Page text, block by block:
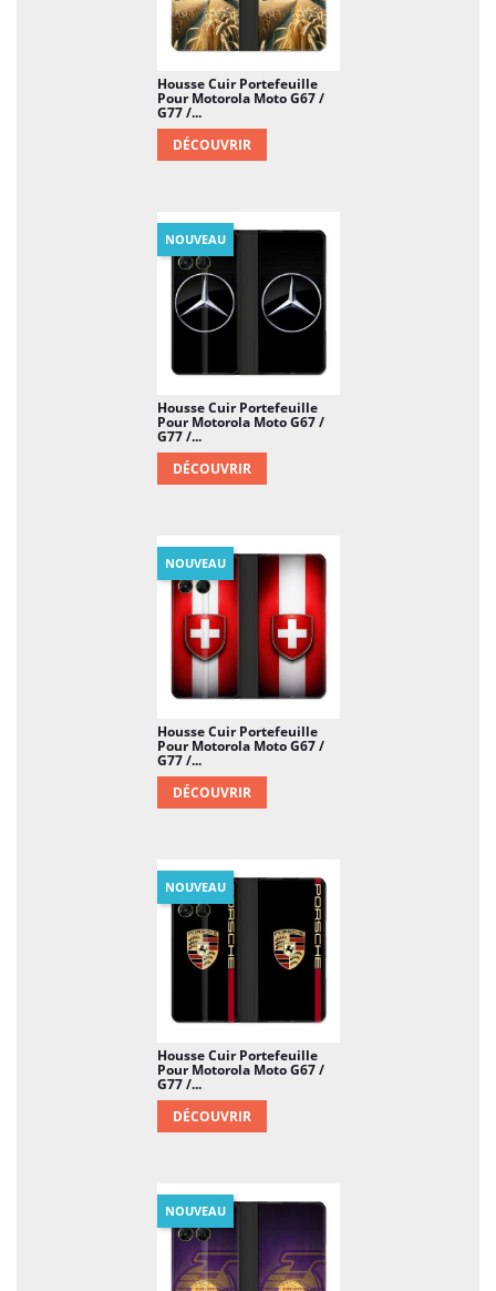
Housse Cuir Portefeuille
Pour Motorola Moto G67 /
G77 /...
DÉCOUVRIR
Housse Cuir Portefeuille
Pour Motorola Moto G67 /
G77 /...
DÉCOUVRIR
NOUVEAU
Housse Cuir Portefeuille
Pour Motorola Moto G67 /
G77 /...
DÉCOUVRIR
NOUVEAU
Housse Cuir Portefeuille
Pour Motorola Moto G67 /
G77 /...
DÉCOUVRIR
NOUVEAU
NOUVEAU